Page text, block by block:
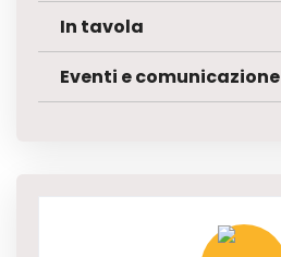
In tavola
Eventi e comunicazione